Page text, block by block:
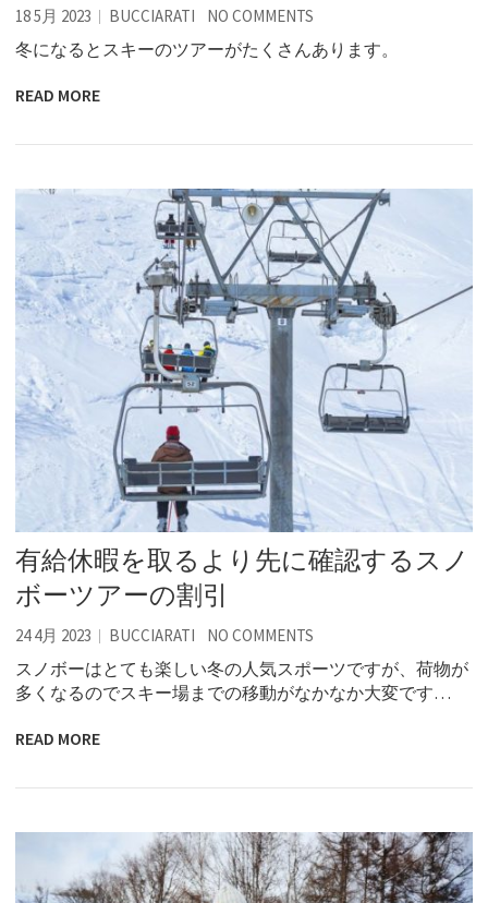
18 5月 2023 BUCCIARATI NO COMMENTS
冬になるとスキーのツアーがたくさんあります。
READ MORE
有給休暇を取るより先に確認するスノ
ボーツアーの割引
24 4月 2023 BUCCIARATI NO COMMENTS
スノボーはとても楽しい冬の人気スポーツですが、荷物が
多くなるのでスキー場までの移動がなかなか大変です…
READ MORE